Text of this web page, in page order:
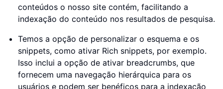
conteúdos o nosso site contém, facilitando a
indexação do conteúdo nos resultados de pesquisa.
Temos a opção de personalizar o esquema e os
snippets, como ativar Rich snippets, por exemplo.
Isso inclui a opção de ativar breadcrumbs, que
fornecem uma navegação hierárquica para os
usuários e podem ser benéficos para a indexação